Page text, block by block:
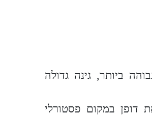
ביותר, גינה גדולה
דופן במקום פסטורלי